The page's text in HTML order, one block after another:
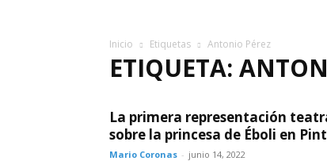
Inicio Etiquetas Antonio Pérez
ETIQUETA:
La primera representación
sobre la princesa de Éboli en
Mario Coronas - junio 14, 2022